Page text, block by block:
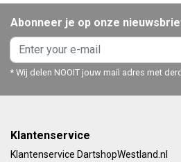
Abonneer je op onze
* Wij delen NOOIT jouw mail adres met
Klantenservice
Klantenservice DartshopWestland.nl